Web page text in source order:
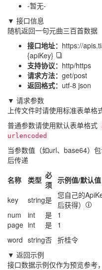
-暂无-
▼ 接口信息
随机返回一句元曲三百首数据
接口地址： https://
{apiKey}
支持协议： http/https
请求方法： get/post
返回格式： utf-8 json
▼ 请求参数
上传文件时请使用标准表单格
普通参数请使用默认表单格式
urlencoded
当参数值（如url、base64）
后传递
名称
类型 必
须 示例值/默认值
key
string是 您自己的
后获得）
num
int 是 1
page int 是 1
word string否 折桂令
▼ 返回示例
接口数据示例仅作为预览参考